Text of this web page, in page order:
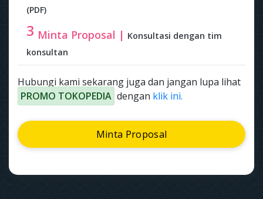
(PDF)
3 Minta Proposal | Konsultasi dengan tim
konsultan
Hubungi kami sekarang juga dan jangan lupa lihat
PROMO TOKOPEDIA dengan klik ini.
Minta Proposal